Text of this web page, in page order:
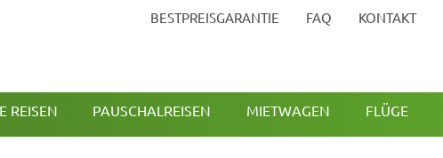
KONTAKT
FAQ
BESTPREISGARANTIE
REISEN PAUSCHALREISEN MIETWAGEN FLÜGE